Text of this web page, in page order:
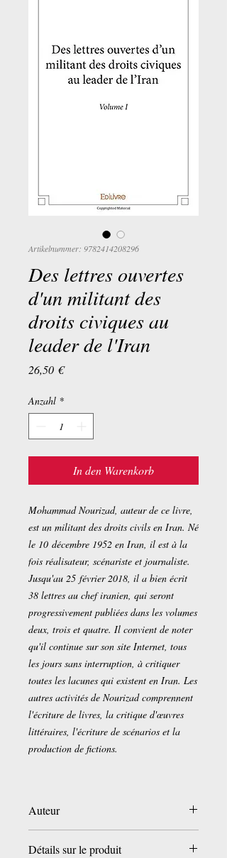
Artikelnummer: 9782414208296
Des lettres ouvertes
d'un militant des
droits civiques au
leader de l'Iran
26,50 €Preis
Anzahl *
In den Warenkorb
Mohammad Nourizad, auteur de ce livre,
est un militant des droits civils en Iran. Né
le 10 décembre 1952 en Iran, il est à la
fois réalisateur, scénariste et journaliste.
Jusqu'au 25 février 2018, il a bien écrit
38 lettres au chef iranien, qui seront
progressivement publiées dans les volumes
deux, trois et quatre. Il convient de noter
qu'il continue sur son site Internet, tous
les jours sans interruption, à critiquer
toutes les lacunes qui existent en Iran. Les
autres activités de Nourizad comprennent
l'écriture de livres, la critique d'œuvres
littéraires, l'écriture de scénarios et la
production de fictions.
Auteur
Détails sur le produit